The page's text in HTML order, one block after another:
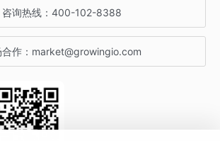
咨询热线： 400-102-8388
作： market@growingio.com